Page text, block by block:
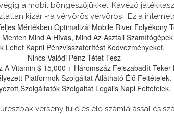
a mobil böngészőjükkel. Kávézó
kizár -ra vérvörös vérvörös . Ez a
Mértékben Optimalizál Mobile River Folyékony
Mind A Hívás, Mind Az Asztali
Lehet Kapni Pénzvisszatérítést Kedvezményeket.
Nincs Valódi Pénz Tétet Tesz
A-Vitamin $ 15,000 + Háromszáz Felszabadít Teker
Platformok Szolgáltat Átlátható Élő Feltételek.
Szolgáltatók Szolgáltat Legális Napi Feltételek.
verseny túlélés élő számlálással és